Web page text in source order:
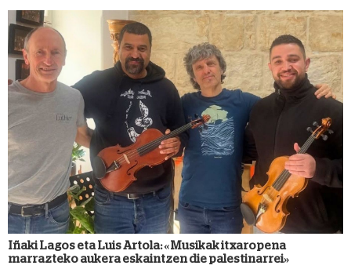
Iñaki Lagos eta Luis Artola: «Musikak itxaropena
marrazteko aukera eskaintzen die palestinarrei»